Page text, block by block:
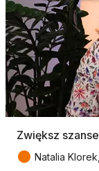
Zwiększ
● Natalia